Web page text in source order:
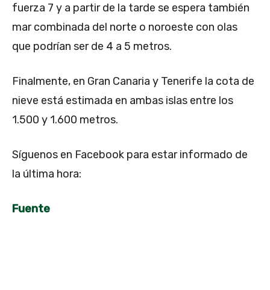
fuerza 7 y a partir de la tarde se espera también
mar combinada del norte o noroeste con olas
que podrían ser de 4 a 5 metros.
Finalmente, en Gran Canaria y Tenerife la cota de
nieve está estimada en ambas islas entre los
1.500 y 1.600 metros.
Síguenos en Facebook para estar informado de
la última hora:
Fuente